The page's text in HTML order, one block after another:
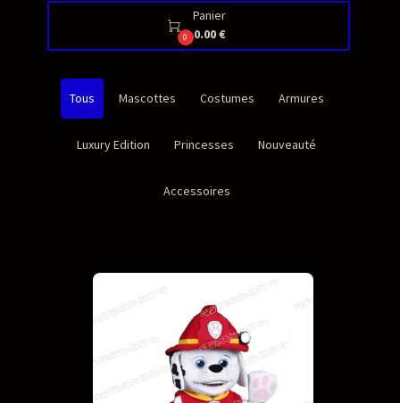

0
Panier
0.00 €
Tous Mascottes Costumes Armures
Luxury Edition Princesses Nouveauté
Accessoires